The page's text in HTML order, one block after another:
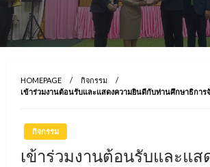
HOMEPAGE
กิจกรรม
เข้าร่วมงานต้อนรับและแสดงความยินดีกับท่านศึกษาธิการ
กิจกรรม
เข้าร่วมงานต้อนรับและแส